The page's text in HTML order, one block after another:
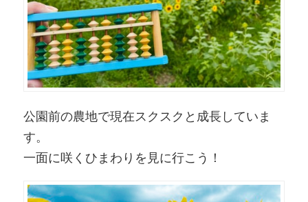
公園前の農地で現在スクスクと成長していま
す。
一面に咲くひまわりを見に行こう！